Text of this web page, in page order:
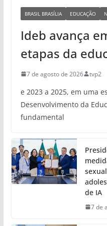
BRASIL BRASÍLIA EDUCAÇÃO
Ideb avança
etapas da
7 de agosto de 2026 tvp2
e 2023 a 2025, em uma
Desenvolvimento da
fundamental
de IA
7 de